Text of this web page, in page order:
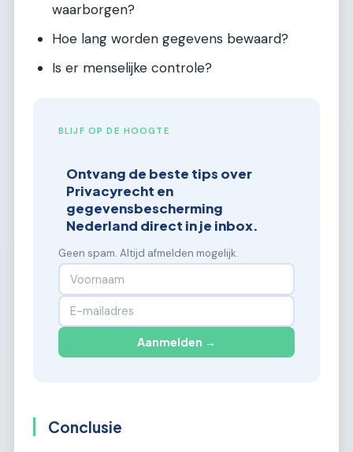
waarborgen?
Hoe lang worden gegevens bewaard?
Is er menselijke controle?
BLIJF OP DE HOOGTE
Ontvang de beste tips over
Privacyrecht en
gegevensbescherming
Nederland direct in je inbox.
Geen spam. Altijd afmelden mogelijk.
Aanmelden →
Conclusie